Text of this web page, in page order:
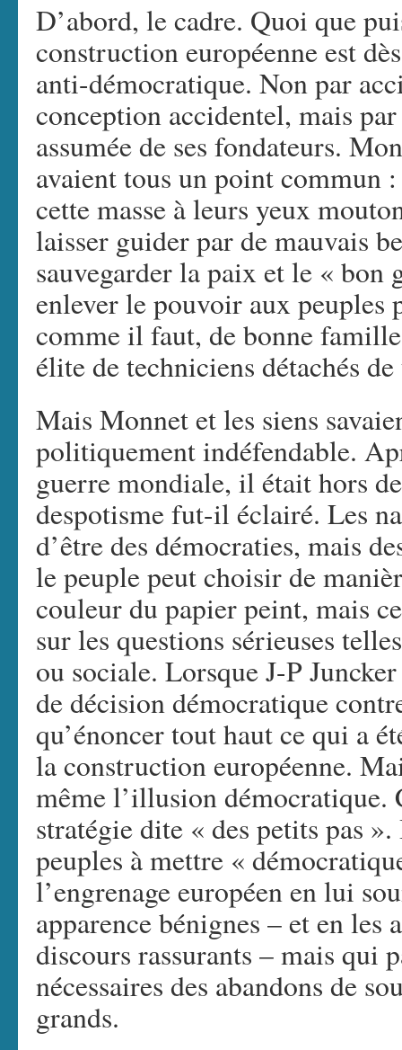
D’abord, le cadre. Quoi que
construction européenne est
anti-démocratique. Non par
conception accidentel, mais
assumée de ses fondateurs.
avaient tous un point commun
cette masse à leurs yeux
laisser guider par de mauvais
sauvegarder la paix et le «
enlever le pouvoir aux peuples
comme il faut, de bonne
élite de techniciens détachés
Mais Monnet et les siens
politiquement indéfendable.
guerre mondiale, il était hors
despotisme fut-il éclairé. Les
d’être des démocraties, mais
le peuple peut choisir de
couleur du papier peint, mais
sur les questions sérieuses
ou sociale. Lorsque J-P
de décision démocratique
qu’énoncer tout haut ce qui a
la construction européenne.
même l’illusion démocratique.
stratégie dite « des petits pas
peuples à mettre «
l’engrenage européen en lui
apparence bénignes – et en les
discours rassurants – mais qui
nécessaires des abandons de
grands.